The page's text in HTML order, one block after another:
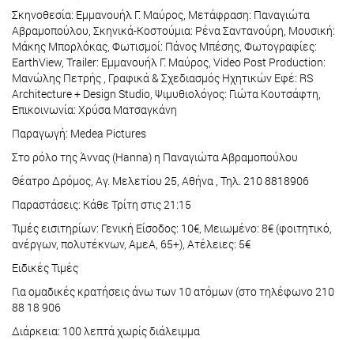
Σκηνοθεσία: Εμμανουήλ Γ. Μαύρος, Μετάφραση: Παναγιώτα
Αβραμοπούλου, Σκηνικά-Κοστούμια: Ρένα Σαντανούρη, Μουσική:
Μάκης Μπορλόκας, Φωτισμοί: Πάνος Μπέσης, Φωτογραφίες:
EarthView, Trailer: Εμμανουήλ Γ. Μαύρος, Video Post Production:
Μανώλης Πετρής , Γραφικά & Σχεδιασμός Ηχητικών Εφέ: RS
Architecture + Design Studio, Ψιμυθιολόγος: Γιώτα Κουτσάφτη,
Επικοινωνία: Χρύσα Ματσαγκάνη
Παραγωγή: Medea Pictures
Στο ρόλο της Άννας (Hanna) η Παναγιώτα Αβραμοπούλου
Θέατρο Δρόμος, Αγ. Μελετίου 25, Αθήνα , Τηλ. 210 8818906
Παραστάσεις: Κάθε Τρίτη στις 21:15
Τιμές εισιτηρίων: Γενική Είσοδος: 10€, Μειωμένο: 8€ (φοιτητικό,
ανέργων, πολυτέκνων, ΑμεΑ, 65+), Ατέλειες: 5€
Ειδικές Τιμές
Για ομαδικές κρατήσεις άνω των 10 ατόμων (στο τηλέφωνο 210
88 18 906
Διάρκεια: 100 λεπτά χωρίς διάλειμμα